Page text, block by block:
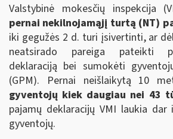
Valstybinė mokesčių inspekcija
pernai nekilnojamąjį turtą (NT)
iki gegužės 2 d. turi įsivertinti, ar
neatsirado pareiga pateikti
deklaraciją bei sumokėti
(GPM). Pernai neišlaikytą 10
gyventojų kiek daugiau nei 43
pajamų deklaracijų VMI laukia
gyventojų.